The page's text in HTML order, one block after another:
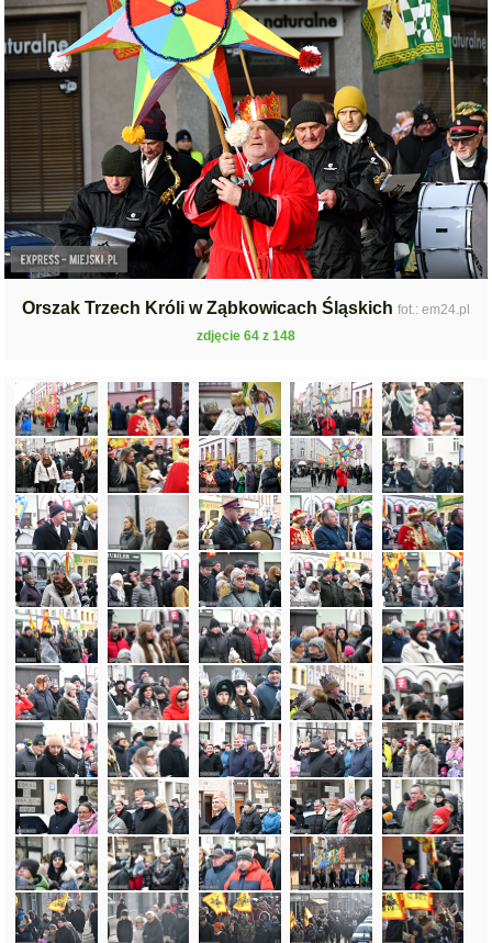
Orszak Trzech Króli w Ząbkowicach Śląskich fot.: em24.pl
zdjęcie 64 z 148